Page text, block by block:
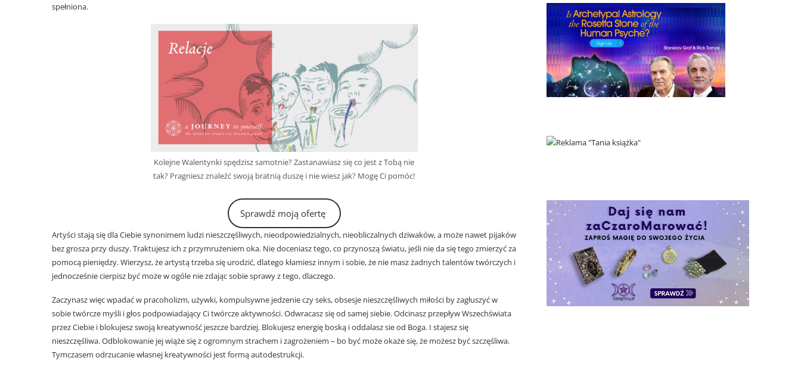
spełniona.
Kolejne Walentynki spędzisz samotnie? Zastanawiasz się co jest z Tobą nie
tak? Pragniesz znaleźć swoją bratnią duszę i nie wiesz jak? Mogę Ci pomóc!
Sprawdź moją ofertę
Artyści stają się dla Ciebie synonimem ludzi nieszczęśliwych, nieodpowiedzialnych, nieobliczalnych dziwaków, a może nawet pijaków
bez grosza przy duszy. Traktujesz ich z przymrużeniem oka. Nie doceniasz tego, co przynoszą światu, jeśli nie da się tego zmierzyć za
pomocą pieniędzy. Wierzysz, że artystą trzeba się urodzić, dlatego kłamiesz innym i sobie, że nie masz żadnych talentów twórczych i
jednocześnie cierpisz być może w ogóle nie zdając sobie sprawy z tego, dlaczego.
Zaczynasz więc wpadać w pracoholizm, używki, kompulsywne jedzenie czy seks, obsesje nieszczęśliwych miłości by zagłuszyć w
sobie twórcze myśli i głos podpowiadający Ci twórcze aktywności. Odwracasz się od samej siebie. Odcinasz przepływ Wszechświata
przez Ciebie i blokujesz swoją kreatywność jeszcze bardziej. Blokujesz energię boską i oddalasz sie od Boga. I stajesz się
nieszczęśliwa. Odblokowanie jej wiąże się z ogromnym strachem i zagrożeniem – bo być może okaże się, że możesz być szczęśliwa.
Tymczasem odrzucanie własnej kreatywności jest formą autodestrukcji.